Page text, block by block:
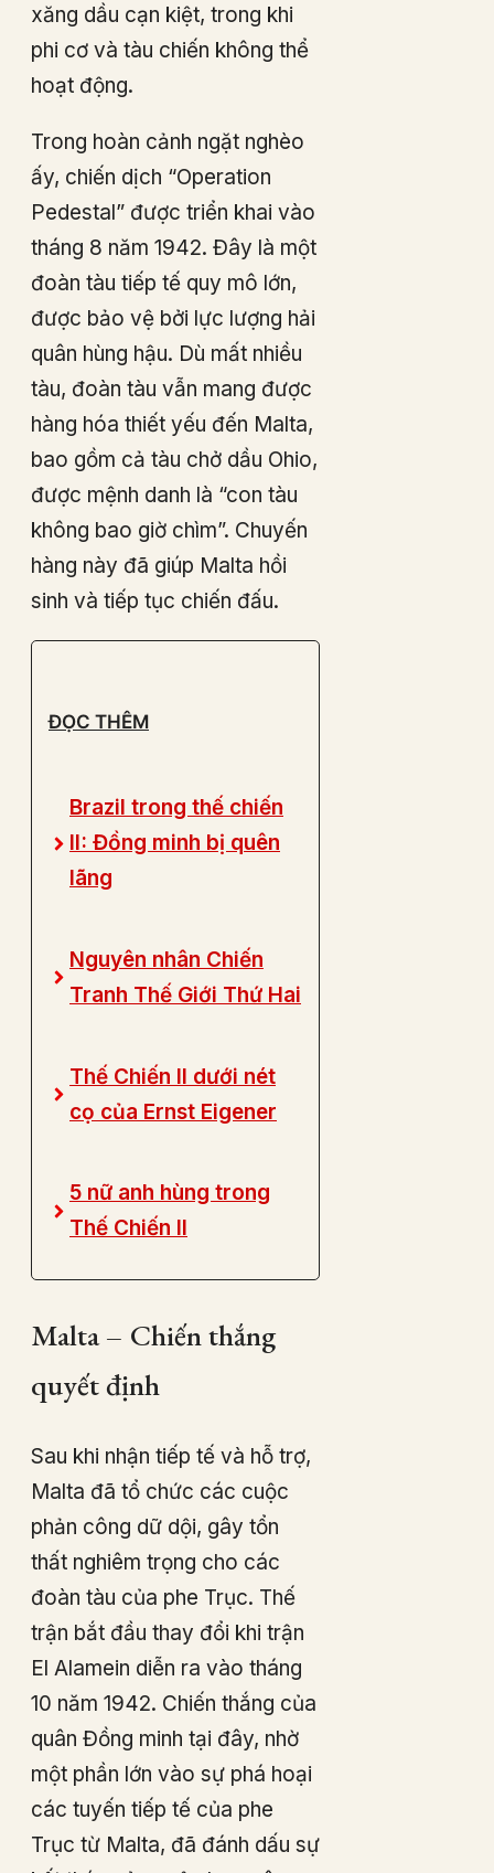
xăng dầu cạn kiệt, trong khi
phi cơ và tàu chiến không thể
hoạt động.
Trong hoàn cảnh ngặt nghèo
ấy, chiến dịch “Operation
Pedestal” được triển khai vào
tháng 8 năm 1942. Đây là một
đoàn tàu tiếp tế quy mô lớn,
được bảo vệ bởi lực lượng hải
quân hùng hậu. Dù mất nhiều
tàu, đoàn tàu vẫn mang được
hàng hóa thiết yếu đến Malta,
bao gồm cả tàu chở dầu Ohio,
được mệnh danh là “con tàu
không bao giờ chìm”. Chuyến
hàng này đã giúp Malta hồi
sinh và tiếp tục chiến đấu.
ĐỌC THÊM
Brazil trong thế chiến
II: Đồng minh bị quên
lãng
Nguyên nhân Chiến
Tranh Thế Giới Thứ Hai
Thế Chiến II dưới nét
cọ của Ernst Eigener
5 nữ anh hùng trong
Thế Chiến II
Malta – Chiến thắng
quyết định
Sau khi nhận tiếp tế và hỗ trợ,
Malta đã tổ chức các cuộc
phản công dữ dội, gây tổn
thất nghiêm trọng cho các
đoàn tàu của phe Trục. Thế
trận bắt đầu thay đổi khi trận
El Alamein diễn ra vào tháng
10 năm 1942. Chiến thắng của
quân Đồng minh tại đây, nhờ
một phần lớn vào sự phá hoại
các tuyến tiếp tế của phe
Trục từ Malta, đã đánh dấu sự